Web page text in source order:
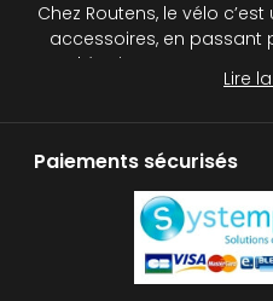
Chez Routens, le vélo
accessoires, en passant
d’équipements, nous
cycliste, du passionné
Routens, c’est plus
c’est une véritable
de deux roues. Avec
de cycles, nous vous
de votre vélo, qu’il s’agisse
d’un gravel, d’un vélo à
Lire
Paiements sécurisés